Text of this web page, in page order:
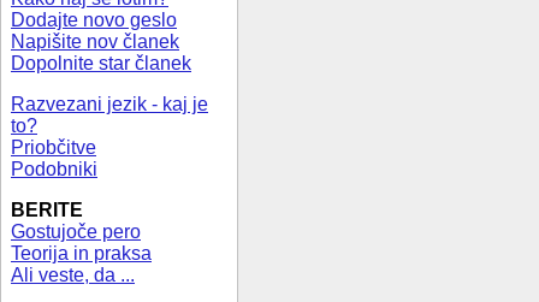
Dodajte novo geslo
Napišite nov članek
Dopolnite star članek
Razvezani jezik - kaj je
to?
Priobčitve
Podobniki
BERITE
Gostujoče pero
Teorija in praksa
Ali veste, da ...